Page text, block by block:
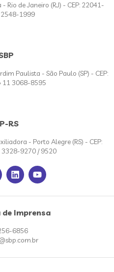
Rio de Janeiro (RJ) - CEP: 22041-
2548-1999
Paulista - São Paulo (SP) - CEP:
11 3068-8595
RS
- Porto Alegre (RS) - CEP:
9270 / 9520
Imprensa
6856